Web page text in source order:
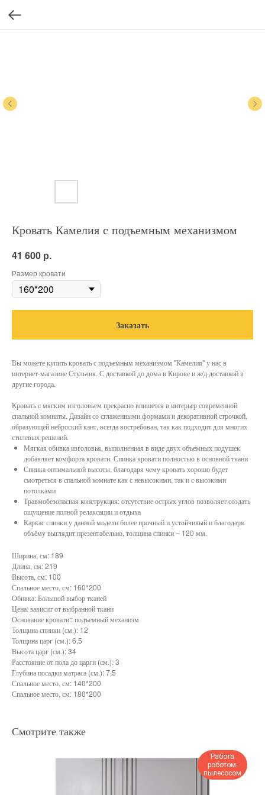
Кровать Камелия с подъемным механизмом
41 600 р.
Размер кровати
Заказать
Вы можете купить кровать с подъемным механизмом "Камелия" у нас в
интернет-магазине Стульчик. С доставкой до дома в Кирове и ж/д доставкой в
другие города.
Кровать с мягким изголовьем прекрасно впишется в интерьер современной
спальной комнаты. Дизайн со сглаженными формами и декоративной строчкой,
образующей неброский кант, всегда востребован, так как подходит для многих
стилевых решений.
Мягкая обивка изголовья, выполненная в виде двух объемных подушек
добавляет комфорта кровати. Спинка кровати полностью в основной ткани
Спинка оптимальной высоты, благодаря чему кровать хорошо будет
смотреться в спальной комнате как с невысокими, так и с высокими
потолками
Травмобезопасная конструкция: отсутствие острых углов позволяет создать
ощущение полной релаксации и отдыха
Каркас спинки у данной модели более прочный и устойчивый и благодаря
объёму выглядит презентабельно, толщина спинки – 120 мм.
Ширина, см: 189
Длина, см: 219
Высота, см: 100
Спальное место, см: 160*200
Обивка: Большой выбор тканей
Цена: зависит от выбранной ткани
Основание кровати:: подъемный механизм
Толщина спинки (см.): 12
Толщина царг (см.): 6,5
Высота царг (см.): 34
Расстояние от пола до царги (см.): 3
Глубина посадки матраса (см.): 7,5
Спальное место, см: 140*200
Спальное место, см: 180*200
Смотрите также
Работа
роботом-
пылесосом